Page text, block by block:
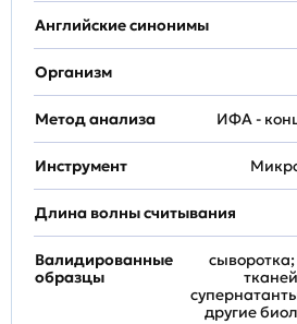
Английские синонимы
Организм
Метод анализа ИФА -
Инструмент
Длина волны считывания
Валидированные
образцы
другие